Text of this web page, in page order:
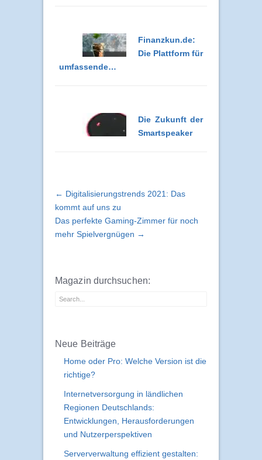
Finanzkun.de:
Die Plattform für
umfassende…
Die Zukunft der
Smartspeaker
← Digitalisierungstrends 2021: Das
kommt auf uns zu
Das perfekte Gaming-Zimmer für noch
mehr Spielvergnügen →
Magazin durchsuchen:
Neue Beiträge
Home oder Pro: Welche Version ist die
richtige?
Internetversorgung in ländlichen
Regionen Deutschlands:
Entwicklungen, Herausforderungen
und Nutzerperspektiven
Serververwaltung effizient gestalten: